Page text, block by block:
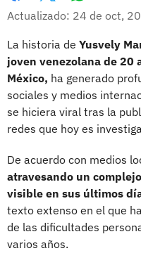
Facebook
X
Actualizado: 24 de oct,
La historia de Yusvely
joven venezolana de 20
México, ha generado
sociales y medios
se hiciera viral tras la
redes que hoy es
De acuerdo con medios
atravesando un
visible en sus últimos
texto extenso en el que
de las dificultades
varios años.